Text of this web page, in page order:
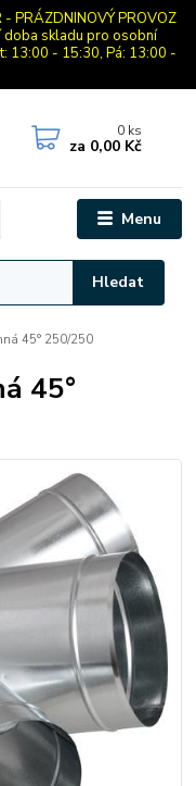
- PRÁZDNINOVÝ PROVOZ
doba skladu pro osobní
13:00 - 15:30, Pá: 13:00 -
Menu
Hledat
0 ks
za 0,00 Kč
45° 250/250
45°